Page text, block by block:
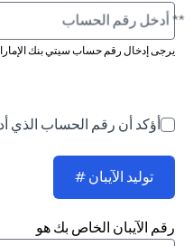
يرجى إدخال رقم حساب سيتي بنك
** أدخل رقم الحساب
أؤكد أن رقم الحساب الذي
توليد الآيبان #
رقم الآيبان الخاص بك هو